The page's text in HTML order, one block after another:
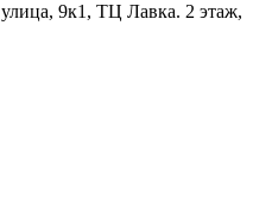
9к1, ТЦ Лавка. 2 этаж,